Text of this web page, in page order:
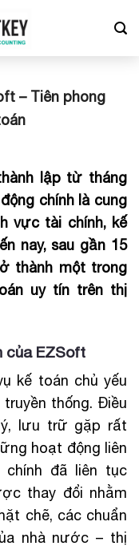
– Tiên phong
lập từ tháng
chính là cung
vực tài chính, kế
nay, sau gần 15
thành một trong
uy tín trên thị
của EZSoft
kế toán chủ yếu
thống. Điều
lưu trữ gặp rất
hoạt động liên
đã liên tục
thay đổi nhằm
chẽ, các chuẩn
nhà nước – thị